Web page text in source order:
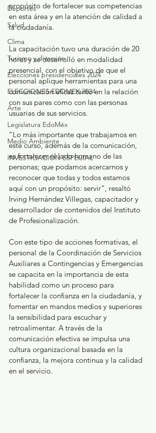
Deportes
Salud
Clima
Turismo y diversión
Elecciones presidenciales 2024
ELECCIONES EDOMEX 2024
Arte
Legislatura EdoMéx
Medio Ambiente
INVESTIGACIÓN ESPECIAL
propósito de fortalecer sus competencias
en esta área y en la atención de calidad a
la ciudadanía.
La capacitación tuvo una duración de 20
horas y se desarrolló en modalidad
presencial, con el objetivo de que el
personal aplique herramientas para una
comunicación eficaz tanto en la relación
con sus pares como con las personas
usuarias de sus servicios.
“Lo más importante que trabajamos en
este curso, además de la comunicación,
es fortalecer el lado humano de las
personas; que podamos acercarnos y
reconocer que todas y todos estamos
aquí con un propósito: servir”, resaltó
Irving Hernández Villegas, capacitador y
desarrollador de contenidos del Instituto
de Profesionalización.
Con este tipo de acciones formativas, el
personal de la Coordinación de Servicios
Auxiliares a Contingencias y Emergencias
se capacita en la importancia de esta
habilidad como un proceso para
fortalecer la confianza en la ciudadanía, y
fomentar en mandos medios y superiores
la sensibilidad para escuchar y
retroalimentar. A través de la
comunicación efectiva se impulsa una
cultura organizacional basada en la
confianza, la mejora continua y la calidad
en el servicio.